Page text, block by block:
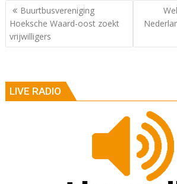
Berichtnavigatie
Buurtbusvereniging
Hoeksche Waard-oost zoekt
vrijwilligers
LIVE RADIO